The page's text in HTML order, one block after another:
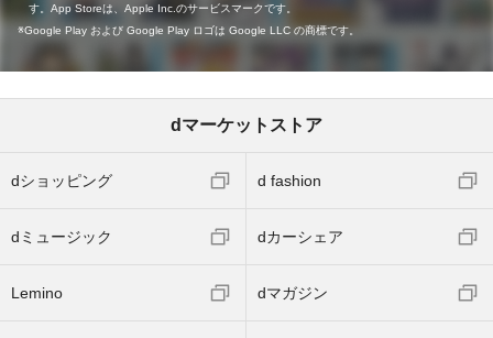
す。App Storeは、Apple Inc.のサービスマークです。
Google Play および Google Play ロゴは Google LLC の商標です。
dマーケットストア
dショッピング d fashion
dミュージック dカーシェア
Lemino dマガジン